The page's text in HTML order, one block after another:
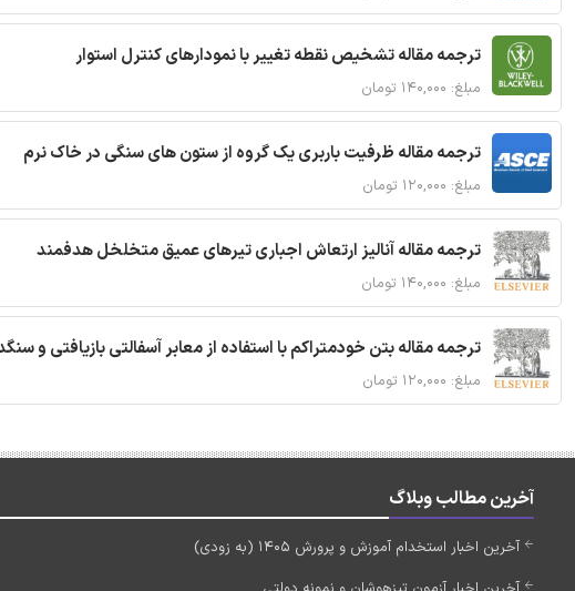
ترجمه مقاله تشخیص نقطه تغییر با نمودارهای کنترل استوار
مبلغ: ۱۴۰,۰۰۰ تومان
ترجمه مقاله ظرفیت باربری یک گروه از ستون های سنگی در خاک نرم
مبلغ: ۱۲۰,۰۰۰ تومان
ترجمه مقاله آنالیز ارتعاش اجباری تیرهای عمیق متخلخل هدفمند
مبلغ: ۱۴۰,۰۰۰ تومان
ترجمه مقاله بتن خودمتراکم با استفاده از معابر آسفالتی بازیافتی و
مبلغ: ۱۲۰,۰۰۰ تومان
آخرین مطالب وبلاگ
آخرین اخبار استخدام آموزش و پرورش 1405 (به زودی)